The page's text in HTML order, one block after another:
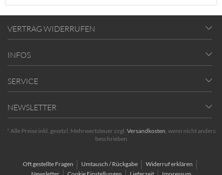
VERTRAG WIDERRUFEN
INFOS
SERVICE
NEWSLETTER
* Alle Preise inkl. gesetzl. Mehrwertsteuer zzgl. Versandkosten, wenn nicht anders
beschrieben
Oft gestellte Fragen Umtausch / Rückgabe
Widerruf erklären